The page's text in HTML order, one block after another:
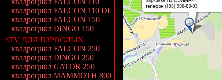
квадроцикл FALCON 110
квадроцикл FALCON 110 DL
квадроцикл FALCON 150
квадроцикл DINGO 150
ATV ДЛЯ ВЗРОСЛЫХ
квадроцикл FALCON 250
квадроцикл DINGO 250
квадроцикл GATOR 250
квадроцикл MAMMOTH 800